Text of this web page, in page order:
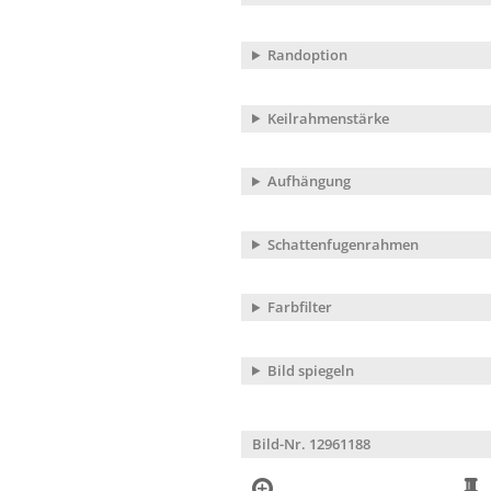
Randoption
Keilrahmenstärke
Aufhängung
Schattenfugenrahmen
Farbfilter
Bild spiegeln
Bild-Nr. 12961188